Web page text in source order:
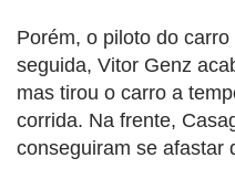
Porém, o piloto do
seguida, Vitor Genz
mas tirou o carro a
corrida. Na frente,
conseguiram se afastar